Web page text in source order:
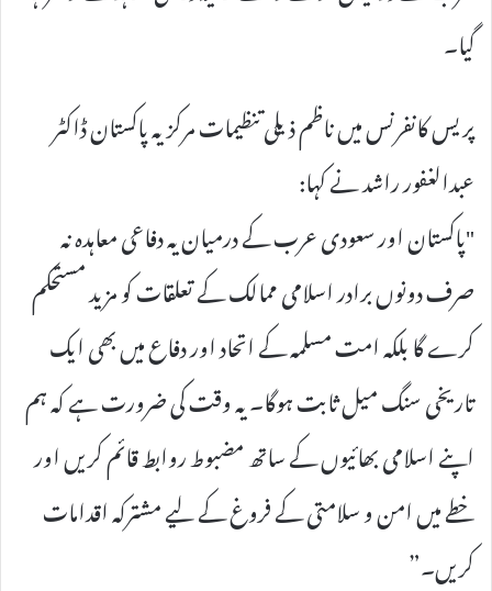
گیا۔
پریس کانفرنس میں ناظم ذیلی تنظیمات مرکزیہ پاکستان ڈاکٹر
عبدالغفور راشد نے کہا:
"پاکستان اور سعودی عرب کے درمیان یہ دفاعی معاہدہ نہ
صرف دونوں برادر اسلامی ممالک کے تعلقات کو مزید مستحکم
کرے گا بلکہ امت مسلمہ کے اتحاد اور دفاع میں بھی ایک
تاریخی سنگ میل ثابت ہوگا۔ یہ وقت کی ضرورت ہے کہ ہم
اپنے اسلامی بھائیوں کے ساتھ مضبوط روابط قائم کریں اور
خطے میں امن و سلامتی کے فروغ کے لیے مشترکہ اقدامات
کریں۔”